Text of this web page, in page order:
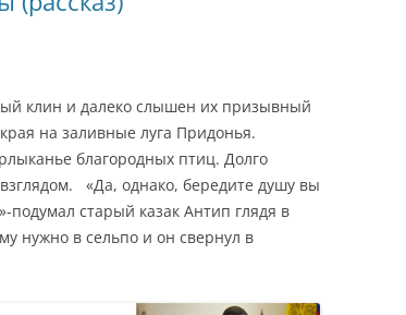
клин и далеко слышен их призывный
на заливные луга Придонья.
благородных птиц. Долго
«Да, однако, бередите душу вы
старый казак Антип глядя в
нужно в сельпо и он свернул в